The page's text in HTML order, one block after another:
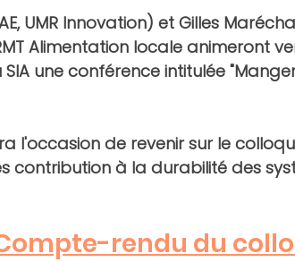
UMR Innovation) et Gilles
Alimentation locale animeront
une conférence intitulée
l'occasion de revenir sur le
contribution à la durabilité des
rendu du